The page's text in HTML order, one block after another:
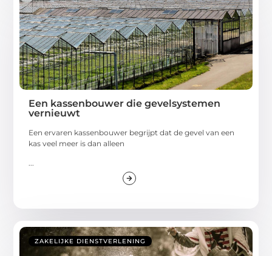
Een kassenbouwer die gevelsystemen
vernieuwt
Een ervaren kassenbouwer begrijpt dat de gevel van een
kas veel meer is dan alleen
...
ZAKELIJKE DIENSTVERLENING